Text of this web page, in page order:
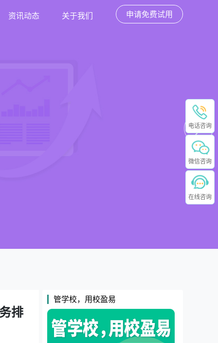
资讯动态 关于我们 申请免费试用
排
管学校，用校盈易
电话咨询
微信咨询
在线咨询